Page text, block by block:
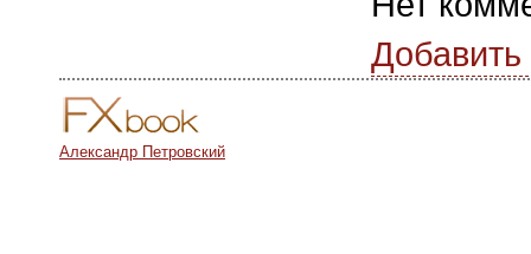
Александр Петровский